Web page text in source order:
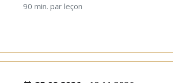
90 min. par leçon